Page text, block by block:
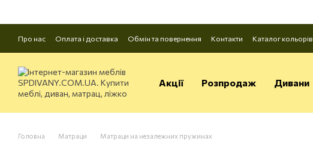
Про нас Оплата і доставка Обмін та повернення Контакти Каталог кольорів
Акції Розпродаж Дивани
Головна Матраци Матраци на незалежних пружинах